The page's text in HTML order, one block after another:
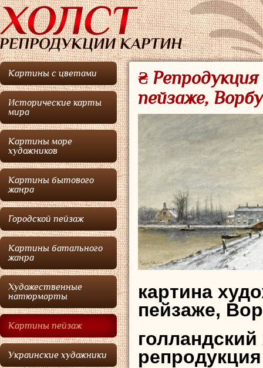
Картины с цветами
Исторические карты
мира
Картины море
художников
Картины бытового
жанра
Городской пейзаж
Картины батального
жанра
Художественные
натюрморты
Картины пейзаж
Украинские художники
₴
пейзаже,
картина
пейзаже,